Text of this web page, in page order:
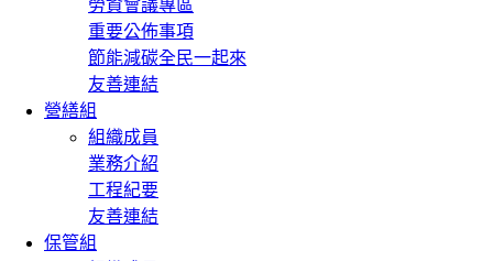
勞資會議專區
重要公佈事項
節能減碳全民一起來
友善連結
營繕組
組織成員
業務介紹
工程紀要
友善連結
保管組